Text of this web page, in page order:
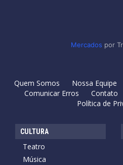
Mercados por
Quem Somos Nossa Equipe
Comunicar Erros
Contato
Política de
CULTURA
Teatro
Música